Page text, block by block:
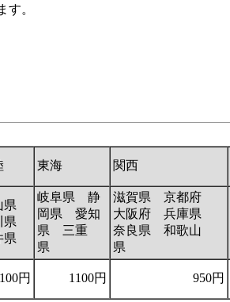
。
東海 関西
県
県
県
岐阜県 静
岡県 愛知
県 三重
県
滋賀県 京都府
大阪府 兵庫県
奈良県 和歌山
県
円 1100円 950円